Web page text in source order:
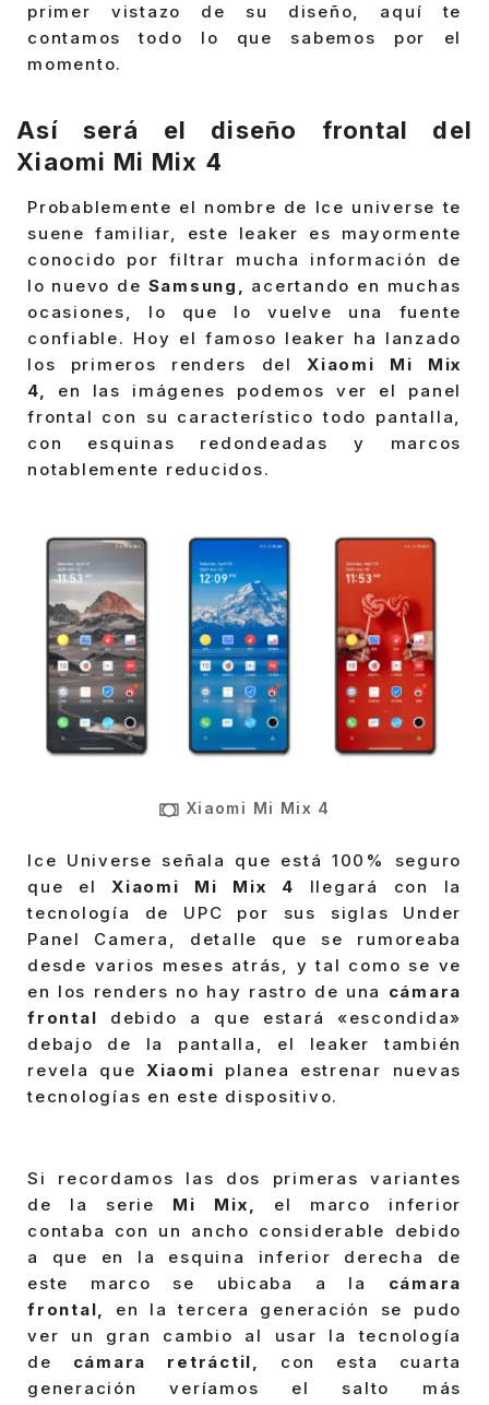
primer vistazo de su diseño, aquí te
contamos todo lo que sabemos por el
momento.
Así será el diseño frontal del
Xiaomi Mi Mix 4
Probablemente el nombre de Ice universe te
suene familiar, este leaker es mayormente
conocido por filtrar mucha información de
lo nuevo de Samsung, acertando en muchas
ocasiones, lo que lo vuelve una fuente
confiable. Hoy el famoso leaker ha lanzado
los primeros renders delXiaomi Mi Mix
4, en las imágenes podemos ver el panel
frontal con su característico todo pantalla,
con esquinas redondeadas y marcos
notablemente reducidos.
Xiaomi Mi Mix 4
Ice Universe señala que está 100% seguro
que elXiaomi Mi Mix 4 llegará con la
tecnología de UPC por sus siglas Under
Panel Camera, detalle que se rumoreaba
desde varios meses atrás, y tal como se ve
en los renders no hay rastro de una cámara
frontal debido a que estará «escondida»
debajo de la pantalla, el leaker también
revela que Xiaomi planea estrenar nuevas
tecnologías en este dispositivo.
Si recordamos las dos primeras variantes
de la serie Mi Mix, el marco inferior
contaba con un ancho considerable debido
a que en la esquina inferior derecha de
este marco se ubicaba a la cámara
frontal, en la tercera generación se pudo
ver un gran cambio al usar la tecnología
de cámara retráctil, con esta cuarta
generación veríamos el salto más